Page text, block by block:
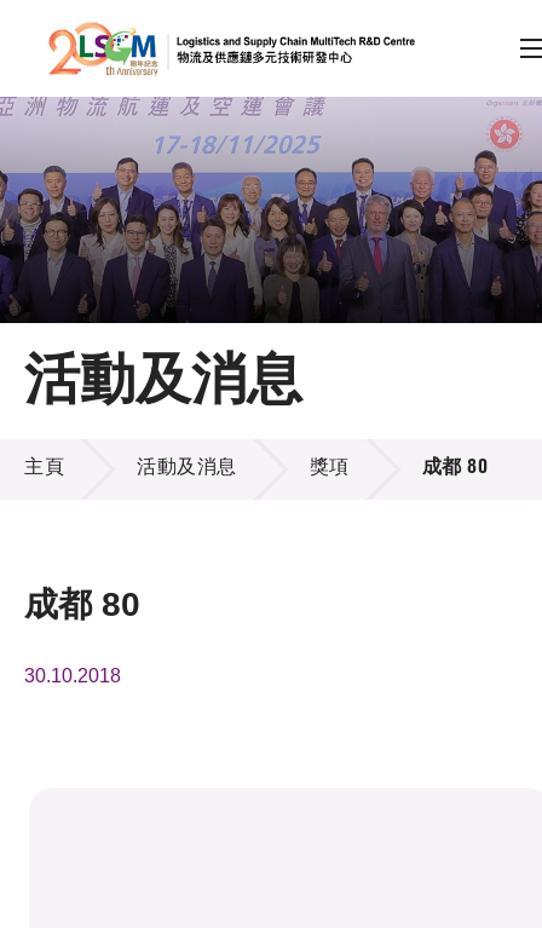
跳到內容（按回車鍵）
會員登入
A A EN 繁 简
主頁
關於LSCM
技術商品化
獎項
活動及消息
活動及消息
主頁 活動及消息 獎項 成都 80
成都 80
30.10.2018